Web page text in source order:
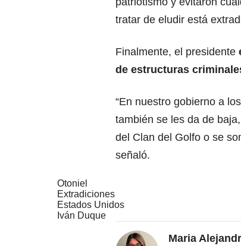
tratar de eludir está
Finalmente, el presidente
de estructuras
“En nuestro gobierno a
también se les da de
del Clan del Golfo o se
señaló.
Otoniel
Extradiciones
Estados Unidos
Iván Duque
Maria